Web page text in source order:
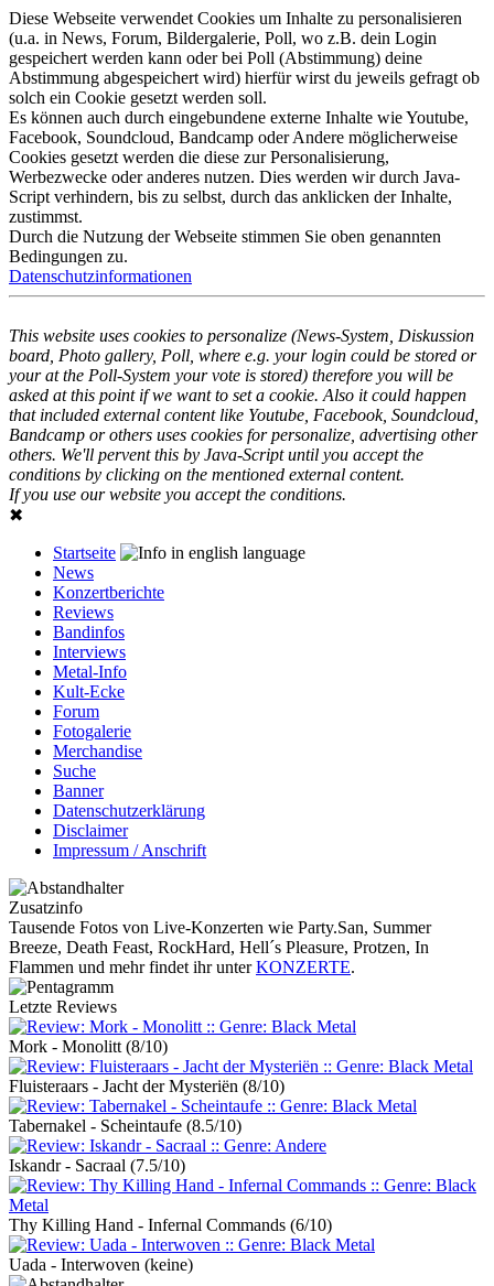
Diese Webseite verwendet Cookies um Inhalte zu personalisieren
(u.a. in News, Forum, Bildergalerie, Poll, wo z.B. dein Login
gespeichert werden kann oder bei Poll (Abstimmung) deine
Abstimmung abgespeichert wird) hierfür wirst du jeweils gefragt ob
solch ein Cookie gesetzt werden soll.
Es können auch durch eingebundene externe Inhalte wie Youtube,
Facebook, Soundcloud, Bandcamp oder Andere möglicherweise
Cookies gesetzt werden die diese zur Personalisierung,
Werbezwecke oder anderes nutzen. Dies werden wir durch Java-
Script verhindern, bis zu selbst, durch das anklicken der Inhalte,
zustimmst.
Durch die Nutzung der Webseite stimmen Sie oben genannten
Bedingungen zu.
Datenschutzinformationen
This website uses cookies to personalize (News-System, Diskussion
board, Photo gallery, Poll, where e.g. your login could be stored or
your at the Poll-System your vote is stored) therefore you will be
asked at this point if we want to set a cookie. Also it could happen
that included external content like Youtube, Facebook, Soundcloud,
Bandcamp or others uses cookies for personalize, advertising other
others. We'll pervent this by Java-Script until you accept the
conditions by clicking on the mentioned external content.
If you use our website you accept the conditions.
✖
Startseite
News
Konzertberichte
Reviews
Bandinfos
Interviews
Metal-Info
Kult-Ecke
Forum
Fotogalerie
Merchandise
Suche
Banner
Datenschutzerklärung
Disclaimer
Impressum / Anschrift
Zusatzinfo
Tausende Fotos von Live-Konzerten wie Party.San, Summer
Breeze, Death Feast, RockHard, Hell´s Pleasure, Protzen, In
Flammen und mehr findet ihr unterKONZERTE.
Letzte Reviews
Mork - Monolitt (8/10)
Fluisteraars - Jacht der Mysteriën (8/10)
Tabernakel - Scheintaufe (8.5/10)
Iskandr - Sacraal (7.5/10)
Thy Killing Hand - Infernal Commands (6/10)
Uada - Interwoven (keine)